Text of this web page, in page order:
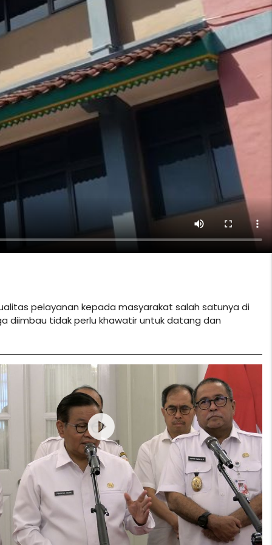
pelayanan kepada masyarakat salah satunya di
diimbau tidak perlu khawatir untuk datang dan
play_circle_filled